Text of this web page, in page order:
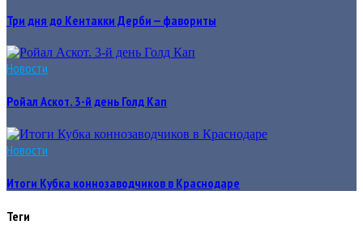
Три дня до Кентакки Дерби — фавориты
Новости
Ройал Аскот. 3-й день Голд Кап
Новости
Итоги Кубка коннозаводчиков в Краснодаре
Теги